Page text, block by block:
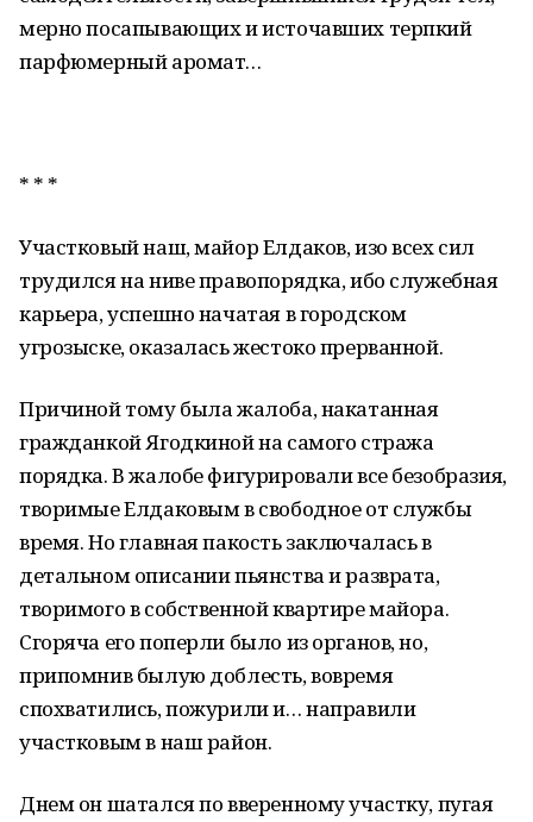
мерно посапывающих и источавших терпкий
парфюмерный аромат…
* * *
Участковый наш, майор Елдаков, изо всех сил
трудился на ниве правопорядка, ибо служебная
карьера, успешно начатая в городском
угрозыске, оказалась жестоко прерванной.
Причиной тому была жалоба, накатанная
гражданкой Ягодкиной на самого стража
порядка. В жалобе фигурировали все безобразия,
творимые Елдаковым в свободное от службы
время. Но главная пакость заключалась в
детальном описании пьянства и разврата,
творимого в собственной квартире майора.
Сгоряча его поперли было из органов, но,
припомнив былую доблесть, вовремя
спохватились, пожурили и… направили
участковым в наш район.
Днем он шатался по вверенному участку, пугая